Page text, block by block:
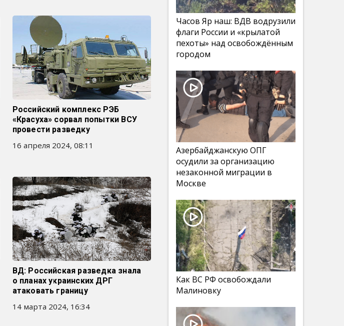
Российский комплекс РЭБ
«Красуха» сорвал попытки ВСУ
провести разведку
16 апреля 2024, 08:11
ВД: Российская разведка знала
о планах украинских ДРГ
атаковать границу
14 марта 2024, 16:34
Часов Яр наш: ВДВ водрузили
флаги России и «крылатой
пехоты» над освобождённым
городом
Азербайджанскую ОПГ
осудили за организацию
незаконной миграции в
Москве
Как ВС РФ освобождали
Малиновку